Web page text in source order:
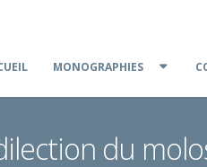
MONOGRAPHIES
du